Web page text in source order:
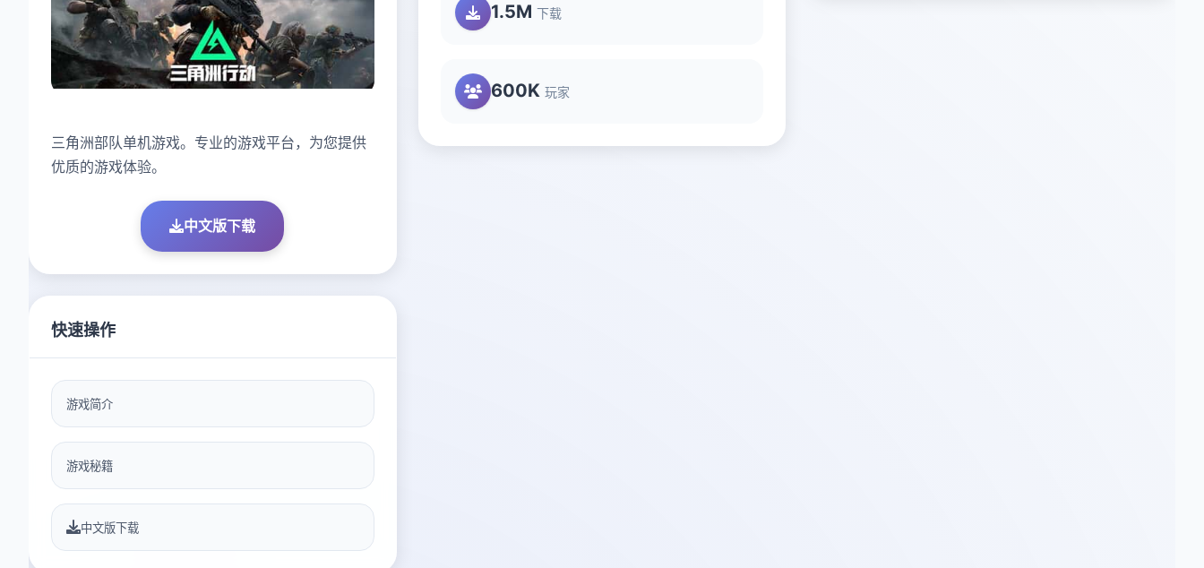
三角洲部队单机游戏。专业的游戏平台，为您提供
优质的游戏体验。
中文版下载
1.5M 下载
600K 玩家
快速操作
游戏简介
游戏秘籍
中文版下载